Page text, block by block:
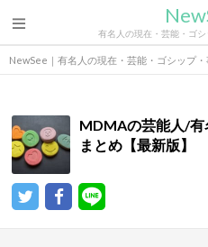
有名人の現在・芸能・ゴ
NewSee｜有名人の現在・芸能・ゴシップ・
MDMAの芸能人/有
まとめ【最新版】